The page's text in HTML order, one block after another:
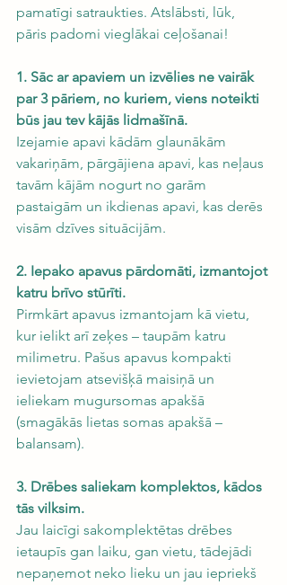
pamatīgi satraukties. Atslābsti, lūk,
pāris padomi vieglākai ceļošanai!
1. Sāc ar apaviem un izvēlies ne vairāk
par 3 pāriem, no kuriem, viens noteikti
būs jau tev kājās lidmašīnā.
Izejamie apavi kādām glaunākām
vakariņām, pārgājiena apavi, kas neļaus
tavām kājām nogurt no garām
pastaigām un ikdienas apavi, kas derēs
visām dzīves situācijām.
2. Iepako apavus pārdomāti, izmantojot
katru brīvo stūrīti.
Pirmkārt apavus izmantojam kā vietu,
kur ielikt arī zeķes – taupām katru
milimetru. Pašus apavus kompakti
ievietojam atsevišķā maisiņā un
ieliekam mugursomas apakšā
(smagākās lietas somas apakšā –
balansam).
3. Drēbes saliekam komplektos, kādos
tās vilksim.
Jau laicīgi sakomplektētas drēbes
ietaupīs gan laiku, gan vietu, tādejādi
nepaņemot neko lieku un jau iepriekš